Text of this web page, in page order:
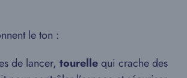
le ton :
de lancer, tourellequi crache des